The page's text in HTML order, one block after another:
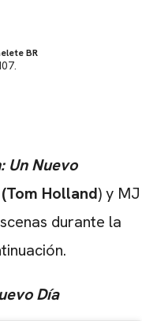
BR
Un Nuevo
(Tom Holland) y MJ
durante la
Día